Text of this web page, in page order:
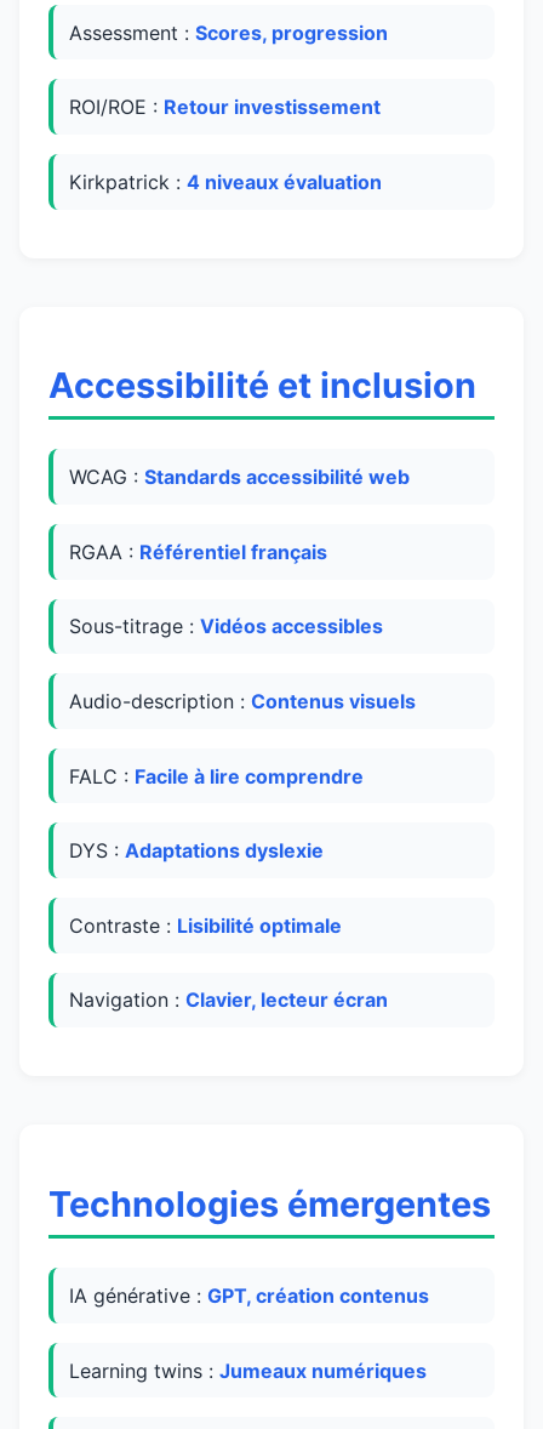
Assessment : Scores, progression
ROI/ROE : Retour investissement
Kirkpatrick : 4 niveaux évaluation
Accessibilité et inclusion
WCAG : Standards accessibilité web
RGAA : Référentiel français
Sous-titrage : Vidéos accessibles
Audio-description : Contenus visuels
FALC : Facile à lire comprendre
DYS : Adaptations dyslexie
Contraste : Lisibilité optimale
Navigation : Clavier, lecteur écran
Technologies émergentes
IA générative : GPT, création contenus
Learning twins : Jumeaux numériques